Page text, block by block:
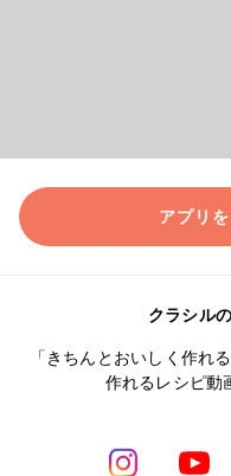
アプリ
クラシル
「きちんとおいしく作れ
作れるレシピ動